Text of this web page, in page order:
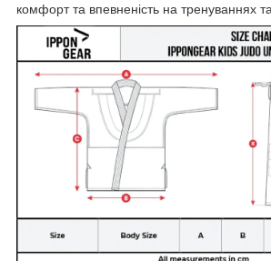
комфорт та впевненість на тренуваннях